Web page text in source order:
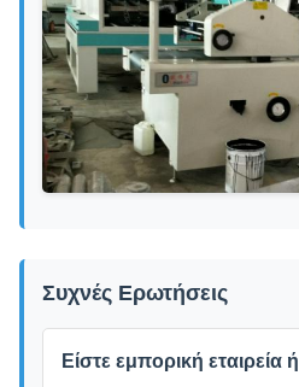
Συχνές Ερωτήσεις
Είστε εμπορική εταιρεία